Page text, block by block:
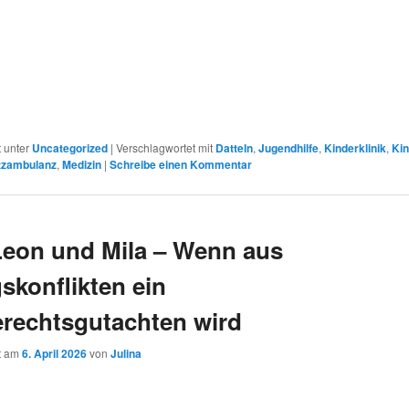
unter Uncategorized |Verschlagwortet mit Datteln,Jugendhilfe,Kinderklinik,
,Medizin |Schreibe einen Kommentar
und Mila – Wenn aus
ein
wird
am6. April 2026 vonJulina